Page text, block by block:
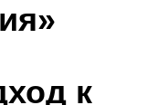
к